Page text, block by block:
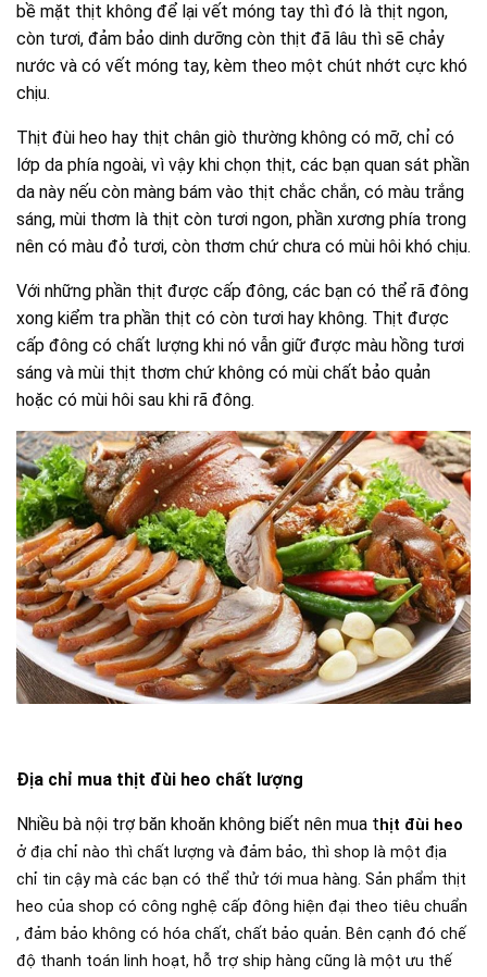
Địa chỉ mua thịt đùi heo chất lượng
Nhiều bà nội trợ băn khoăn không biết nên mua t
chỉ tin cậy mà các bạn có thể thử tới mua hàng. Sản phẩm thịt
heo của shop có công nghệ cấp đông hiện đại theo tiêu chuẩn
, đảm bảo không có hóa chất, chất bảo quản. Bên cạnh đó chế
độ thanh toán linh hoạt, hỗ trợ ship hàng cũng là một ưu thế
mà shop gây được nhiều ấn tượng với khách hàng hiện đại.
Nạc đùi Heo nguyên chiếc nhập khẩu Brazil, Đức, Ba Lan,
Canada…
Thùng mã cân, từ 15kg -20kg . Hỗ trợ cưa cắt theo yêu
cầu.
————————————————–
Hotline: 0839.701.333 – 1900 94 98
Địa chỉ : 48 Đinh Công Tráng, Phường 7, TP Đà Lạt, tỉnh
Lâm Đồng
SẢN PHẨM TƯƠNG TỰ